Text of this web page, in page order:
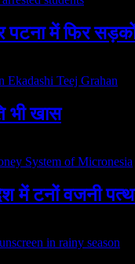
पटना में फिर
भी खास
में टनों वजनी